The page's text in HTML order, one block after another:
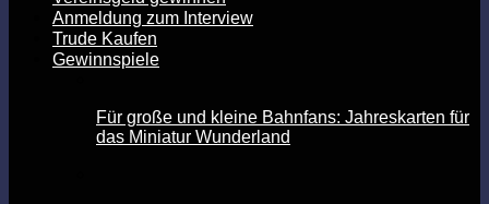
Anmeldung zum Interview
Trude Kaufen
Gewinnspiele
Für große und kleine Bahnfans: Jahreskarten für
das Miniatur Wunderland